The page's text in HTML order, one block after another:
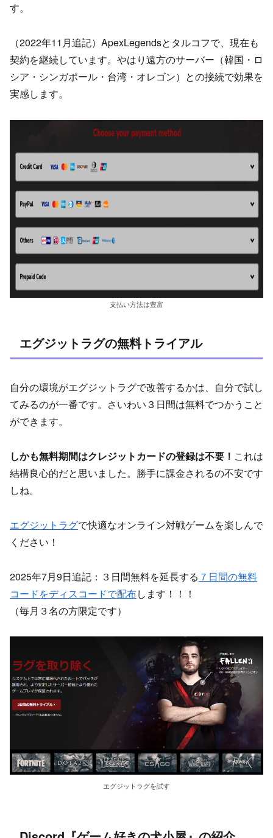
す。
（2022年11月追記）ApexLegendsとタルコフで、現在も
契約を継続しています。やはり遠方のサーバー（韓国・ロ
シア・シンガポール・台湾・オレゴン）との接続で効果を
実感します。
支払い方法は豊富
エグジットラグの無料トライアル
自分の環境がエグジットラグで改善するかは、自分で試し
てみるのが一番です。さいわい３日間は無料でつかうこと
ができます。
しかも無料期間はクレジットカードの登録は不要！ これは
結構良心的だと思いました。勝手に課金されるの不安です
しね。
エグジットラグで快適なオンライン対戦ゲームを楽しんで
ください！
2025年7月9日追記：３日間無料を延長する ７日間の無料
コードをディスコードで配布します！！！
（毎月３名の方限定です）
エグジットラグを試す